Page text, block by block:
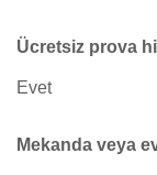
Ücretsiz prova
Evet
Mekanda veya